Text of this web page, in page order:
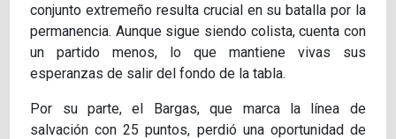
conjunto extremeño resulta crucial en su batalla por la
permanencia. Aunque sigue siendo colista, cuenta con
un partido menos, lo que mantiene vivas sus
esperanzas de salir del fondo de la tabla.
Por su parte, el Bargas, que marca la línea de
salvación con 25 puntos, perdió una oportunidad de